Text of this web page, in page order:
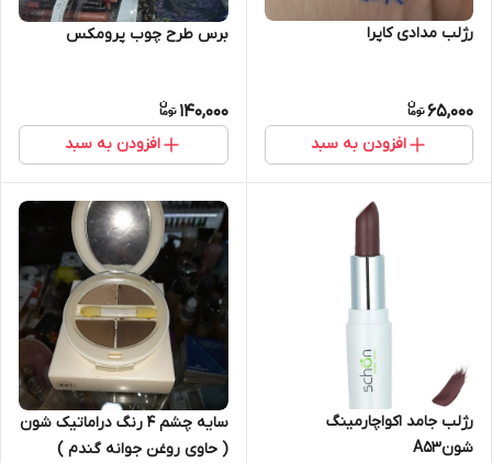
رژلب مدادی کاپرا
65,000
افزودن به سبد
برس طرح چوب پرومکس
140,000
افزودن به سبد
رژلب جامد اکواچارمینگ
شونA53
سایه چشم 4 رنگ دراماتیک شون
( حاوی روغن جوانه گندم )